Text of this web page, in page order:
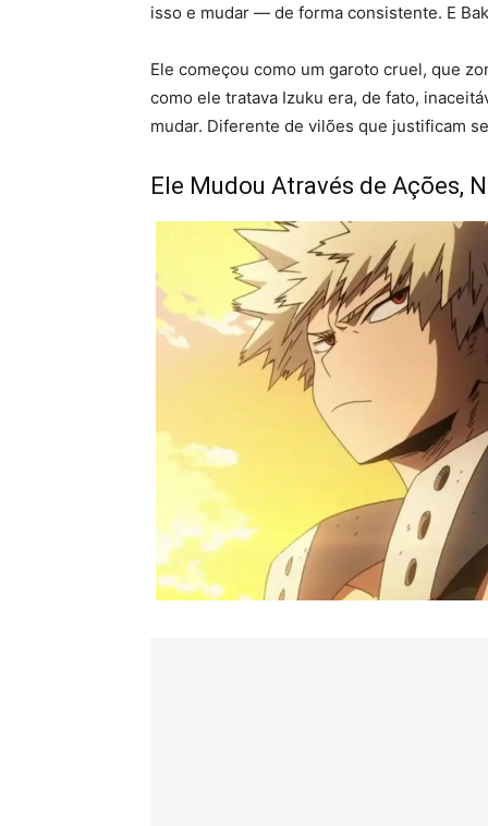
isso e mudar — de forma consistente. E
Ele começou como um garoto cruel, que
como ele tratava Izuku era, de fato,
mudar. Diferente de vilões que justificam
Ele Mudou Através de Ações,